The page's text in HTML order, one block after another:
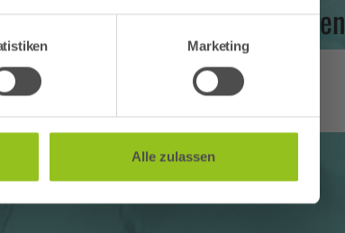
Marketing
Alle zulassen
Reservierungen